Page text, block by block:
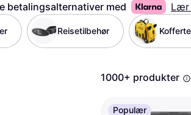
materiale og pris. Dette gjør det
og ditt budsjett. Du kan også lese
Vi sørger for at du får all
for å finne din neste reiseveske! Les
betalingsalternativer med Lær
Reisetilbehør
1000+ produkter
Populær